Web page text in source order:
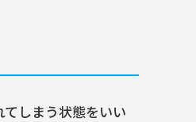
しまう状態をいい